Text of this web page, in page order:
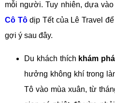
mỗi người. Tuy nhiên, dựa
Cô Tôdịp Tết của Lê Travel
gợi ý sau đây.
Du khách thích khám
hưởng không khí trong
Tô vào mùa xuân, từ